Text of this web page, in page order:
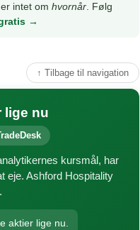
intet om hvornår . Følg
→
↑ Tilbage til navigation
lige nu
kursmål, har
eje. Ashford Hospitality
aktier lige nu.